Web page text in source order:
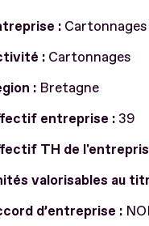
:
: Cartonnages
: Bretagne
entreprise : 39
TH de
valorisables au
d’entreprise :